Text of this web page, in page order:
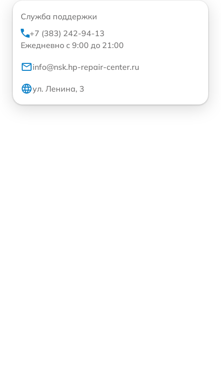
Служба поддержки
+7 (383) 242-94-13
Ежедневно с 9:00 до 21:00
info@nsk.hp-repair-center.ru
ул. Ленина, 3